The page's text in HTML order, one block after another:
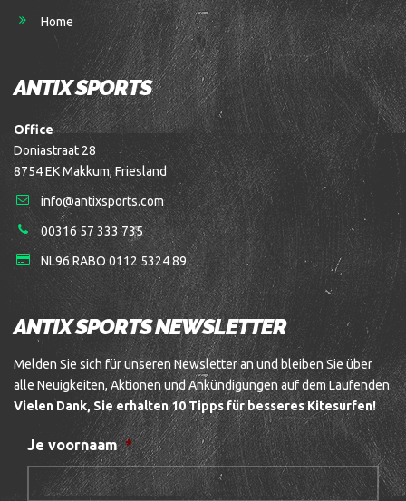
Home
ANTIX SPORTS
Office
Doniastraat 28
8754 EK Makkum, Friesland
info@antixsports.com
00316 57 333 735
NL96 RABO 0112 5324 89
ANTIX SPORTS NEWSLETTER
Melden Sie sich für unseren Newsletter an und bleiben Sie über
alle Neuigkeiten, Aktionen und Ankündigungen auf dem Laufenden.
Vielen Dank, Sie erhalten 10 Tipps für besseres Kitesurfen!
Je voornaam *